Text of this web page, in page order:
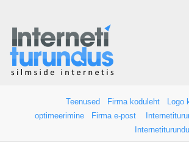
Teenused Firma koduleht Logo
optimeerimine
Firma e-post